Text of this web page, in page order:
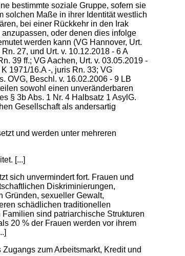
bestimmte soziale Gruppe, sofern sie
solchen Maße in ihrer Identität westlich
bei einer Rückkehr in den Irak
oder denen dies infolge
werden kann (VG Hannover, Urt.
27, und Urt. v. 10.12.2018 - 6 A
39 ff.; VG Aachen, Urt. v. 03.05.2019 -
1971/16.A -, juris Rn. 33; VG
OVG, Beschl. v. 16.02.2006 - 9 LB
sowohl einen unveränderbaren
§ 3b Abs. 1 Nr. 4 Halbsatz 1 AsylG.
Gesellschaft als andersartig
und werden unter mehreren
[...]
sich unvermindert fort. Frauen und
Diskriminierungen,
Gründen, sexueller Gewalt,
schädlichen traditionellen
sind patriarchische Strukturen
20 % der Frauen werden vor ihrem
zum Arbeitsmarkt, Kredit und